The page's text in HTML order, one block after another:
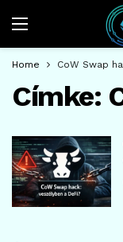
Home CoW Swap
Címke: